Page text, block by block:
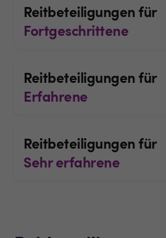
Reitbeteiligungen für
Fortgeschrittene
Reitbeteiligungen für
Erfahrene
Reitbeteiligungen für
Sehr erfahrene